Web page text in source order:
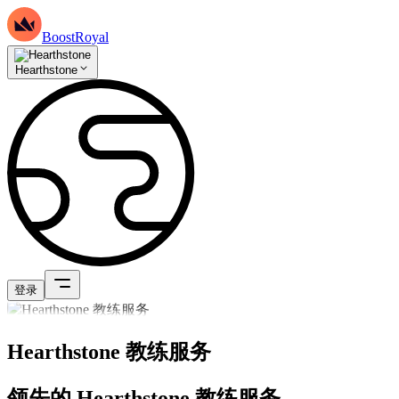
BoostRoyal
Hearthstone
登录
Hearthstone 教练服务